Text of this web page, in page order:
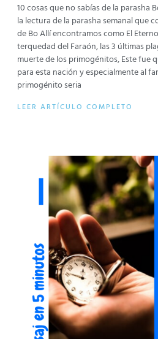
10 cosas que no sabías de la parasha
la lectura de la parasha semanal que
de Bo Allí encontramos como El
terquedad del Faraón, las 3 últimas
muerte de los primogénitos, Este fue
para esta nación y especialmente al
primogénito seria
LEER ARTÍCULO COMPLETO